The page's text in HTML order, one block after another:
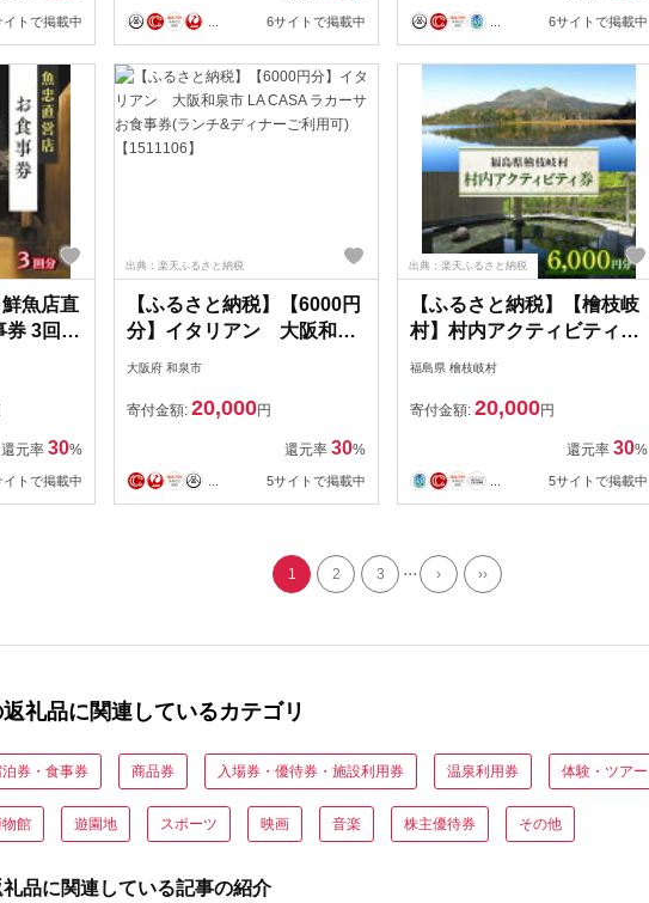
イトで掲載中 6サイトで掲載中 6サイトで掲載中
鮮魚店直
券 3回分
直営
還元率30%
イトで掲載中
出典：楽天ふるさと納税
【ふるさと納税】【6000円
分】イタリアン 大阪和泉
市 LA CASA ラカーサお食
用可)【1511106】
大阪府 和泉市
寄付金額:20,000円
還元率 30%
5サイトで掲載中
出典：楽天ふるさと納税
【ふるさと納税】【檜枝岐
村】村内アクティビティ券
6,000円分【1318358】
福島県 檜枝岐村
寄付金額: 20,000円
還元率 30%
5サイトで掲載中
1 2 3 ... › ››
礼品に関連しているカテゴリ
券・食事券 商品券 入場券・優待券・施設利用券 温泉利用券 体験・ツアー
館 遊園地 スポーツ 映画 音楽 株主優待券 その他
品に関連している記事の紹介